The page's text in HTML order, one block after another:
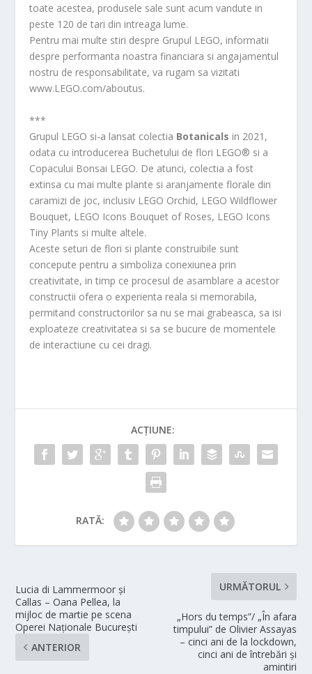
toate acestea, produsele sale sunt acum vandute in
peste 120 de tari din intreaga lume.
Pentru mai multe stiri despre Grupul LEGO, informatii
despre performanta noastra financiara si angajamentul
nostru de responsabilitate, va rugam sa vizitati
www.LEGO.com/aboutus.
***
Grupul LEGO si-a lansat colectia Botanicals in 2021,
odata cu introducerea Buchetului de flori LEGO® si a
Copacului Bonsai LEGO. De atunci, colectia a fost
extinsa cu mai multe plante si aranjamente florale din
caramizi de joc, inclusiv LEGO Orchid, LEGO Wildflower
Bouquet, LEGO Icons Bouquet of Roses, LEGO Icons
Tiny Plants si multe altele.
Aceste seturi de flori si plante construibile sunt
concepute pentru a simboliza conexiunea prin
creativitate, in timp ce procesul de asamblare a acestor
constructii ofera o experienta reala si memorabila,
permitand constructorilor sa nu se mai grabeasca, sa isi
exploateze creativitatea si sa se bucure de momentele
de interactiune cu cei dragi.
ACȚIUNE:
RATĂ:
Lucia di Lammermoor și
Callas – Oana Pellea, la
mijloc de martie pe scena
Operei Naționale București
ANTERIOR
URMĂTORUL
„Hors du temps”/ „În afara
timpului” de Olivier Assayas
– cinci ani de la lockdown,
cinci ani de întrebări și
amintiri